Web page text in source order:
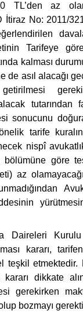
TL’den az
No: 2011/
Tarifeye
kalması
de asıl alacağı
getirilmesi
tutarından
sonucunu
tarife
nispî
bölümüne göre
az
Daireleri
kararı,
teşkil etmektedir.
kararı dikkate
gerekirken
bozmayı